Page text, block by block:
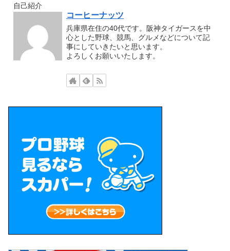
自己紹介
コーヒーナッツ
兵庫県在住の40代です。阪神タイガースを中
心とした野球、競馬、グルメなどについて記
事にしていきたいと思います。
よろしくお願いいたします。